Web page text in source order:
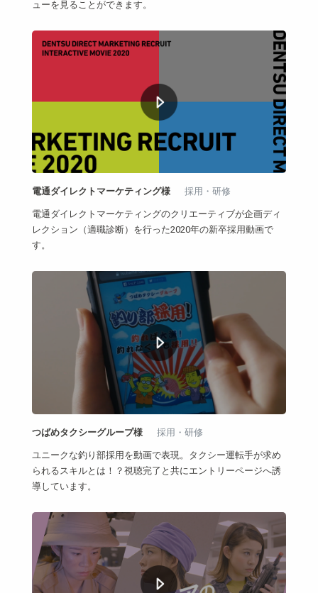
ューを見ることができます。
電通ダイレクトマーケティング様 採用・研修
電通ダイレクトマーケティングのクリエーティブが企画ディ
レクション（適職診断）を行った2020年の新卒採用動画で
す。
つばめタクシーグループ様 採用・研修
ユニークな釣り部採用を動画で表現。タクシー運転手が求め
られるスキルとは！？視聴完了と共にエントリーページへ誘
導しています。